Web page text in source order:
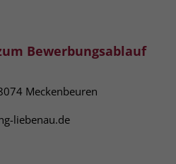
Bewerbungsablauf
Meckenbeuren
liebenau.de
_fbp-Cookie sammelt keine
um Daten an das